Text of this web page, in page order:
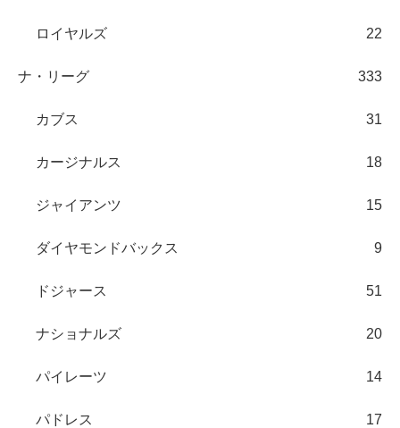
ロイヤルズ 22
ナ・リーグ 333
カブス 31
カージナルス 18
ジャイアンツ 15
ダイヤモンドバックス 9
ドジャース 51
ナショナルズ 20
パイレーツ 14
パドレス 17